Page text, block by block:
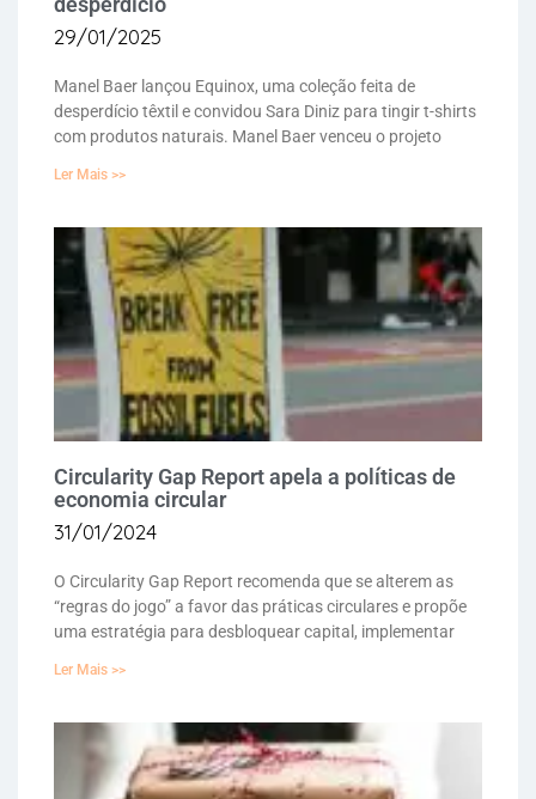
29/01/2025
Manel Baer lançou Equinox, uma coleção feita de
desperdício têxtil e convidou Sara Diniz para tingir t-shirts
com produtos naturais. Manel Baer venceu o projeto
Ler Mais >>
Circularity Gap Report apela a políticas de
economia circular
31/01/2024
O Circularity Gap Report recomenda que se alterem as
“regras do jogo” a favor das práticas circulares e propõe
uma estratégia para desbloquear capital, implementar
Ler Mais >>